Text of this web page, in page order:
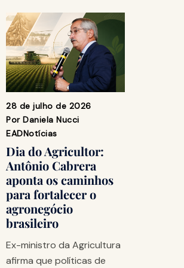
28 de julho de 2026
Por Daniela Nucci
EADNotícias
Dia do Agricultor:
Antônio Cabrera
aponta os caminhos
para fortalecer o
agronegócio
brasileiro
Ex-ministro da Agricultura
afirma que políticas de